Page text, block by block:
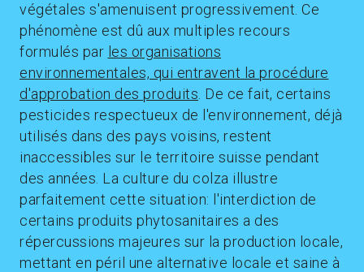
végétales s'amenuisent progressivement. Ce
phénomène est dû aux multiples recours
formulés par les organisations
environnementales, qui entravent la procédure
d'approbation des produits . De ce fait, certains
pesticides respectueux de l'environnement, déjà
utilisés dans des pays voisins, restent
inaccessibles sur le territoire suisse pendant
des années. La culture du colza illustre
parfaitement cette situation: l'interdiction de
certains produits phytosanitaires a des
répercussions majeures sur la production locale,
mettant en péril une alternative locale et saine à